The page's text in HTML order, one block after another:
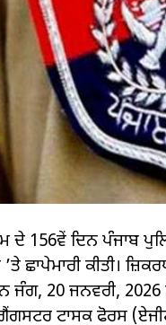
ਦੇ 156ਵੇਂ ਦਿਨ ਪੰਜਾਬ
ਛਾਪੇਮਾਰੀ ਕੀਤੀ।
20 ਜਨਵਰੀ, 2026
ਟਾਸਕ ਫੋਰਸ